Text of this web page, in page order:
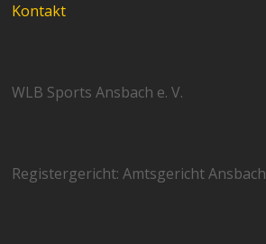
Kontakt
WLB Sports Ansbach e. V.
Registergericht: Amtsgericht Ansbach